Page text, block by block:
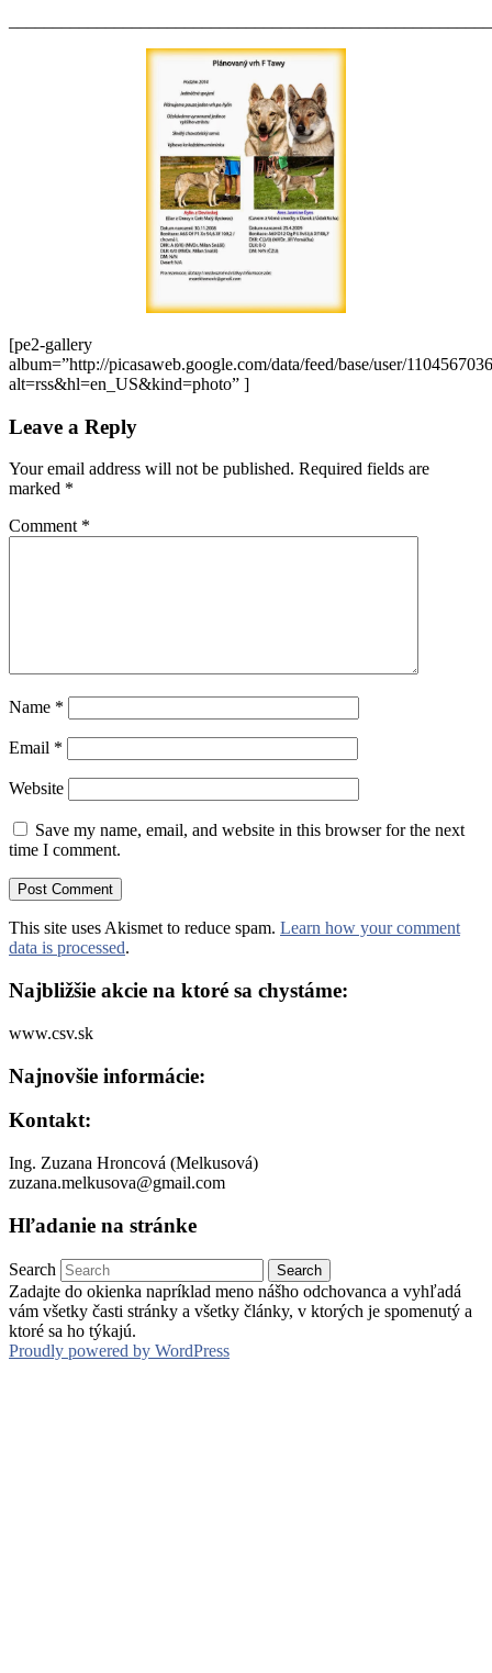
[pe2-gallery
album=”http://picasaweb.google.com/data/feed/base/user/
alt=rss&hl=en_US&kind=photo” ]
Leave a Reply
Your email address will not be published. Required fields are
marked *
Comment *
Name *
Email *
Website
Save my name, email, and website in this browser for the next
time I comment.
This site uses Akismet to reduce spam. Learn how your comment
data is processed.
Najbližšie akcie na ktoré sa chystáme:
www.csv.sk
Najnovšie informácie:
Kontakt:
Ing. Zuzana Hroncová (Melkusová)
zuzana.melkusova@gmail.com
Hľadanie na stránke
Search
Zadajte do okienka napríklad meno nášho odchovanca a vyhľadá
vám všetky časti stránky a všetky články, v ktorých je spomenutý a
ktoré sa ho týkajú.
Proudly powered by WordPress